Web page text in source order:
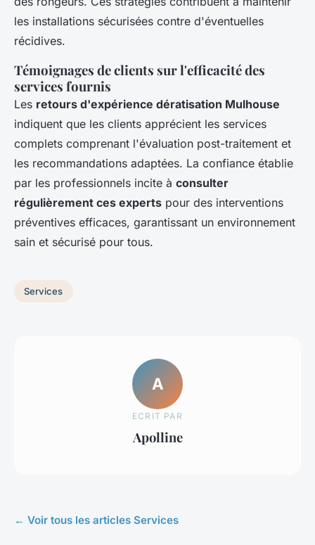
les installations sécurisées contre d'éventuelles
récidives.
Témoignages de clients sur l'efficacité des
services fournis
Les retours d'expérience dératisation Mulhouse
indiquent que les clients apprécient les services
complets comprenant l'évaluation post-traitement et
les recommandations adaptées. La confiance établie
par les professionnels incite à consulter
régulièrement ces experts pour des interventions
préventives efficaces, garantissant un environnement
sain et sécurisé pour tous.
Services
A
ECRIT PAR
Apolline
← Voir tous les articles Services